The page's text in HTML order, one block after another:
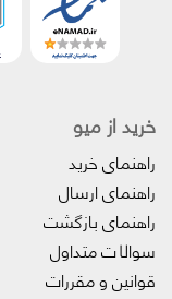
خرید از میو
راهنمای خرید
راهنمای ارسال
راهنمای بازگشت
سوالات متداول
قوانین و مقررات